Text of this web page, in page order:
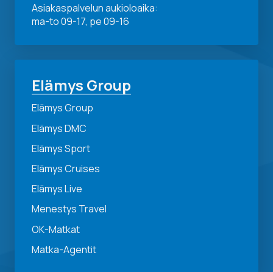
Asiakaspalvelun aukioloaika:
ma-to 09-17, pe 09-16
Elämys Group
Elämys Group
Elämys DMC
Elämys Sport
Elämys Cruises
Elämys Live
Menestys Travel
OK-Matkat
Matka-Agentit